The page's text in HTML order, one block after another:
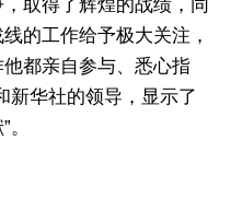
取得了辉煌的战绩，同
的工作给予极大关注，
都亲自参与、悉心指
新华社的领导，显示了